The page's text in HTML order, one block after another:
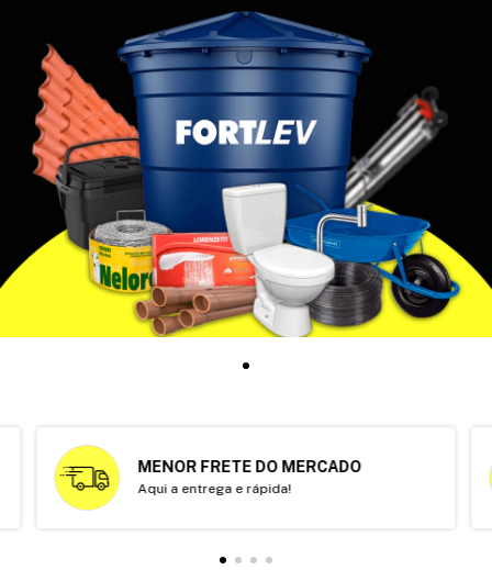
MENOR FRETE DO MERCADO
Aqui a entrega e rápida!